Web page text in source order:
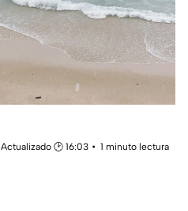
| Actualizado 🕑 16:03
1 minuto lectura